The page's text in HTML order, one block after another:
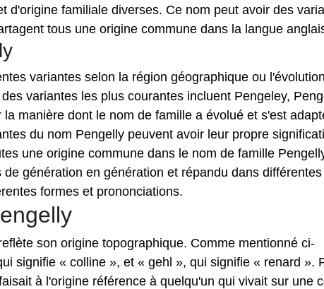
d'origine familiale diverses. Ce nom peut avoir des
tous une origine commune dans la langue
variantes selon la région géographique ou l'évolution
variantes les plus courantes incluent Pengeley,
manière dont le nom de famille a évolué et s'est
du nom Pengelly peuvent avoir leur propre
une origine commune dans le nom de famille
génération en génération et répandu dans différentes
formes et prononciations.
son origine topographique. Comme mentionné ci-
signifie « colline », et « gehl », qui signifie « renard ».
à l'origine référence à quelqu'un qui vivait sur une